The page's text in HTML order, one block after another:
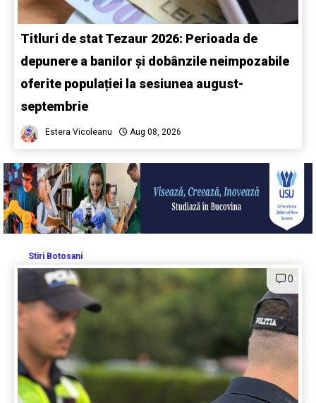
Titluri de stat Tezaur 2026: Perioada de
depunere a banilor și dobânzile neimpozabile
oferite populației la sesiunea august-
septembrie
Estera Vicoleanu Aug 08, 2026
Stiri Botosani
0